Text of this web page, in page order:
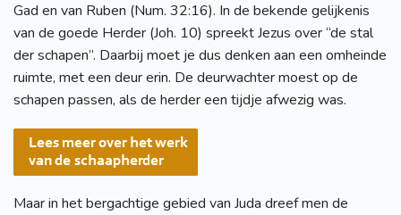
Gad en van Ruben (Num. 32:16). In de bekende gelijkenis
van de goede Herder (Joh. 10) spreekt Jezus over “de stal
der schapen”. Daarbij moet je dus denken aan een omheinde
ruimte, met een deur erin. De deurwachter moest op de
schapen passen, als de herder een tijdje afwezig was.
Maar in het bergachtige gebied van Juda dreef men de